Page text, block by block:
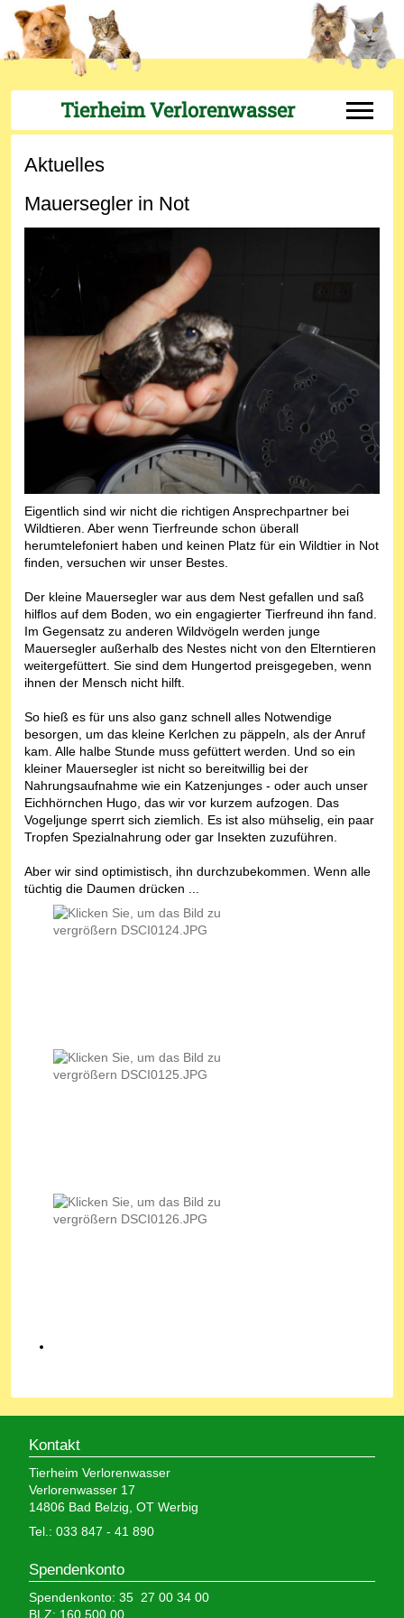
Tierheim Verlorenwasser Off-
Aktuelles
Mauersegler in Not
Eigentlich sind wir nicht die richtigen Ansprechpartner bei
Wildtieren. Aber wenn Tierfreunde schon überall
herumtelefoniert haben und keinen Platz für ein Wildtier in Not
finden, versuchen wir unser Bestes.
Der kleine Mauersegler war aus dem Nest gefallen und saß
hilflos auf dem Boden, wo ein engagierter Tierfreund ihn fand.
Im Gegensatz zu anderen Wildvögeln werden junge
Mauersegler außerhalb des Nestes nicht von den Elterntieren
weitergefüttert. Sie sind dem Hungertod preisgegeben, wenn
ihnen der Mensch nicht hilft.
So hieß es für uns also ganz schnell alles Notwendige
besorgen, um das kleine Kerlchen zu päppeln, als der Anruf
kam. Alle halbe Stunde muss gefüttert werden. Und so ein
kleiner Mauersegler ist nicht so bereitwillig bei der
Nahrungsaufnahme wie ein Katzenjunges - oder auch unser
Eichhörnchen Hugo, das wir vor kurzem aufzogen. Das
Vogeljunge sperrt sich ziemlich. Es ist also mühselig, ein paar
Tropfen Spezialnahrung oder gar Insekten zuzuführen.
Aber wir sind optimistisch, ihn durchzubekommen. Wenn alle
tüchtig die Daumen drücken ...
Kontakt
Tierheim Verlorenwasser
Verlorenwasser 17
14806 Bad Belzig, OT Werbig
Tel.: 033 847 - 41 890
Spendenkonto
Spendenkonto: 35 27 00 34 00
BLZ: 160 500 00